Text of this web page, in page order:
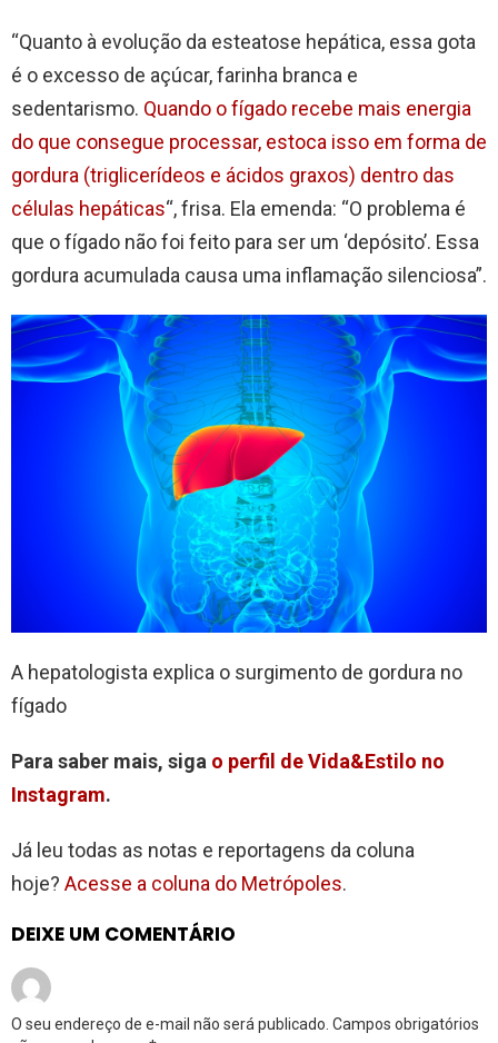
“Quanto à evolução da esteatose hepática, essa gota
é o excesso de açúcar, farinha branca e
sedentarismo. Quando o fígado recebe mais energia
do que consegue processar, estoca isso em forma de
gordura (triglicerídeos e ácidos graxos) dentro das
células hepáticas“, frisa. Ela emenda: “O problema é
que o fígado não foi feito para ser um ‘depósito’. Essa
gordura acumulada causa uma inflamação silenciosa”.
A hepatologista explica o surgimento de gordura no
fígado
Para saber mais, siga o perfil de Vida&Estilo no
Instagram.
Já leu todas as notas e reportagens da coluna
hoje? Acesse a coluna do Metrópoles.
DEIXE UM COMENTÁRIO
O seu endereço de e-mail não será publicado. Campos obrigatórios